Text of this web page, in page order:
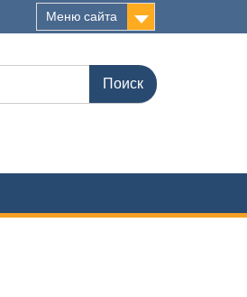
Меню сайта